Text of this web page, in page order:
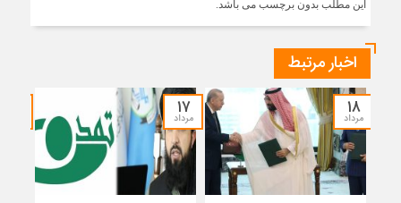
این مطلب بدون برچسب می باشد.
اخبار مرتبط
۱۸
مرداد ۱۷
مرداد